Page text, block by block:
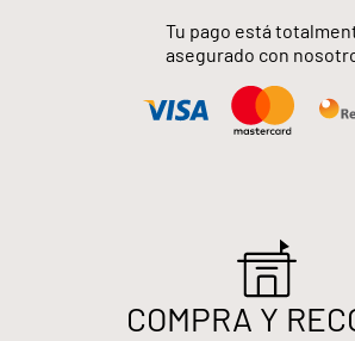
Tu pago está
asegurado con
COMPRA Y